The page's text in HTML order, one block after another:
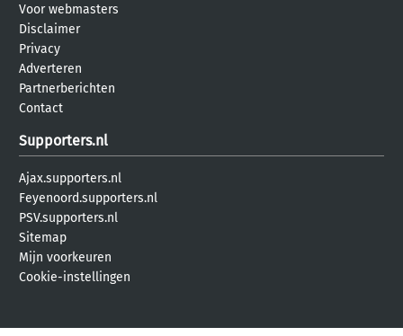
Voor webmasters
Disclaimer
Privacy
Adverteren
Partnerberichten
Contact
Supporters.nl
Ajax.supporters.nl
Feyenoord.supporters.nl
PSV.supporters.nl
Sitemap
Mijn voorkeuren
Cookie-instellingen